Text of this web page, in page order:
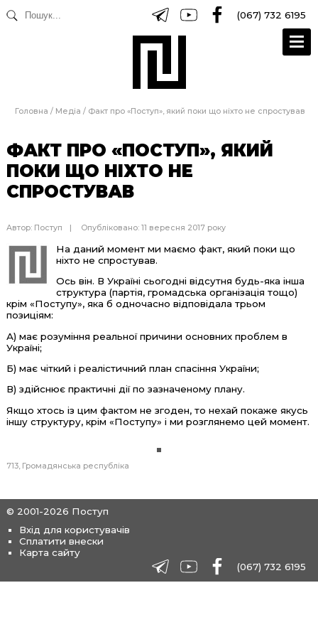
(067) 732 6195
Головна / Медіа / Факт про «Поступ», який поки що ніхто не спростував
ФАКТ ПРО «ПОСТУП», ЯКИЙ
ПОКИ ЩО НІХТО НЕ
СПРОСТУВАВ
Автор: Поступ Опубліковано: 11 вересня 2017 року
На даний момент ми маємо факт, який поки що
ніхто не спростував.
Ось він. В Україні сьогодні відсутня будь-яка інша
структура (партія, громадська організація тощо)
крім «Поступу», яка б одночасно відповідала трьом
позиціям:
А) має розуміння реальної причини основних проблем в
Україні;
Б) має чіткий і реалістичний план спасіння України;
В) здійснює практичні дії по зазначеному плану.
Якщо хтось із цим фактом не згоден, то нехай покаже якусь
іншу структуру, крім «Поступу» і ми розглянемо цей момент.
713 Громадянська республіка
© 2001-2026 Поступ
Вхід для користувачів
Сплатити внески
Карта сайту
(067) 732 6195